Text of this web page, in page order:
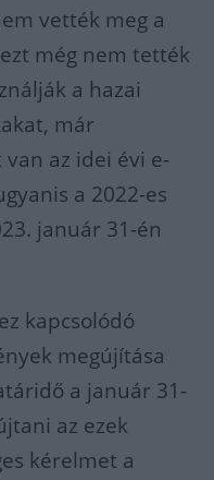
vették meg a
még nem tették
a hazai
már
az idei évi e-
a 2022-es
január 31-én
kapcsolódó
megújítása
a január 31-
az ezek
kérelmet a